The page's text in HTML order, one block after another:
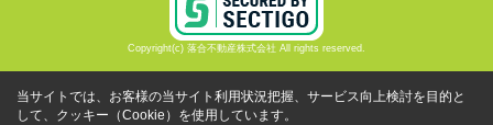
Copyright(c) 落合不動産株式会社 All rights reserved.
当サイトでは、お客様の当サイト利用状況把握、サービス向上検討を目的と
して、クッキー（Cookie）を使用しています。